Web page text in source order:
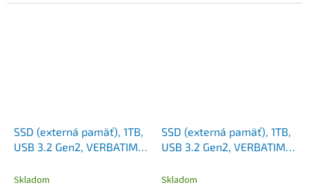
SSD (externá pamäť), 1TB,
USB 3.2 Gen2, VERBATIM
čierna/modrá
Skladom
SSD (externá pamäť), 1TB,
USB 3.2 Gen2, VERBATIM
čierna/oranžová
Skladom